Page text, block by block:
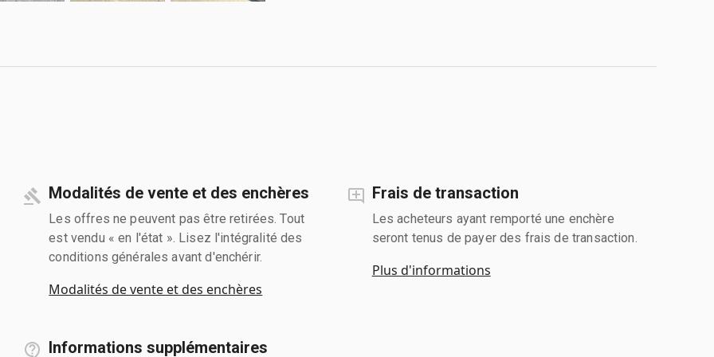
Modalités de vente et des enchères
Les offres ne peuvent pas être retirées. Tout
est vendu « en l'état ». Lisez l'intégralité des
conditions générales avant d'enchérir.
Modalités de vente et des enchères
Frais de transaction
Les acheteurs ayant remporté une enchère
seront tenus de payer des frais de transaction.
Plus d'informations
Informations supplémentaires